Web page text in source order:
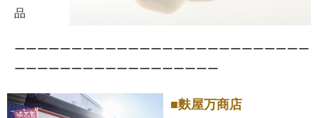
品
ーーーーーーーーーーーーーーーーーーーーーーーーーー
ーーーーーーーーーーーーーーーーーー
■麩屋万商店